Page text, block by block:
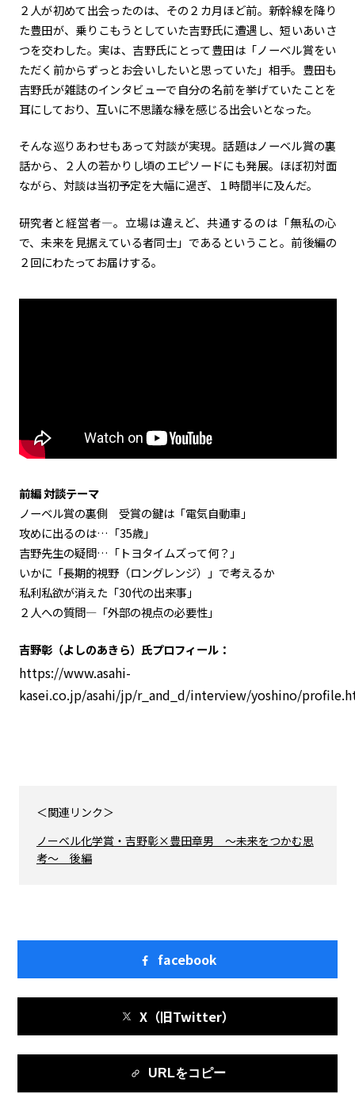
ヤリス e-Palette
テクノロジー
カーボンニュートラル 水素エンジン BEV 燃料電池車（FCEV）
水素 Woven City
コーポレート
モビリティカンパニー トヨタグローバル トヨタグループ
２人が初めて出会ったのは、その２カ月ほど前。新幹線を降り
た豊田が、乗りこもうとしていた吉野氏に遭遇し、短いあいさ
つを交わした。実は、吉野氏にとって豊田は「ノーベル賞をい
ただく前からずっとお会いしたいと思っていた」相手。豊田も
吉野氏が雑誌のインタビューで自分の名前を挙げていたことを
耳にしており、互いに不思議な縁を感じる出会いとなった。
そんな巡りあわせもあって対談が実現。話題はノーベル賞の裏
話から、２人の若かりし頃のエピソードにも発展。ほぼ初対面
ながら、対談は当初予定を大幅に過ぎ、１時間半に及んだ。
研究者と経営者―。立場は違えど、共通するのは「無私の心
で、未来を見据えている者同士」であるということ。前後編の
２回にわたってお届けする。
前編 対談テーマ
ノーベル賞の裏側 受賞の鍵は「電気自動車」
攻めに出るのは…「35歳」
吉野先生の疑問…「トヨタイムズって何？」
いかに「長期的視野（ロングレンジ）」で考えるか
私利私欲が消えた「30代の出来事」
２人への質問―「外部の視点の必要性」
吉野彰（よしのあきら）氏プロフィール：
https://www.asahi-
kasei.co.jp/asahi/jp/r_and_d/interview/yoshino/
＜関連リンク＞
ノーベル化学賞・吉野彰×豊田章男 ～未来をつかむ思
考～ 後編
facebook
X（旧Twitter）
URLをコピー